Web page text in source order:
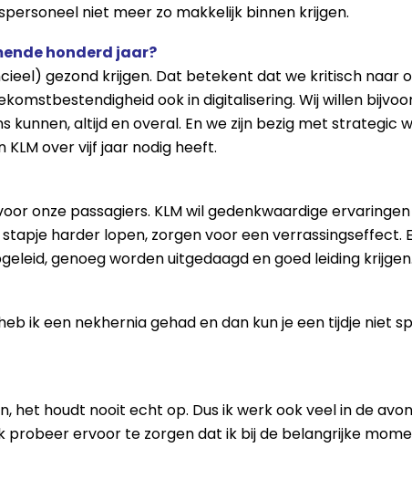
niet meer zo makkelijk binnen krijgen.
honderd jaar?
gezond krijgen. Dat betekent dat we kritisch naar
ook in digitalisering. Wij willen
kunnen, altijd en overal. En we zijn bezig met strategic
over vijf jaar nodig heeft.
onze passagiers. KLM wil gedenkwaardige
harder lopen, zorgen voor een verrassingseffect.
genoeg worden uitgedaagd en goed leiding krijgen.
ik een nekhernia gehad en dan kun je een tijdje niet
het houdt nooit echt op. Dus ik werk ook veel in de
probeer ervoor te zorgen dat ik bij de belangrijke